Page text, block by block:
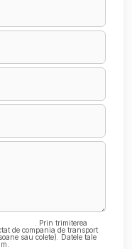
. Prin trimiterea
de compania de transport
sau colete). Datele tale